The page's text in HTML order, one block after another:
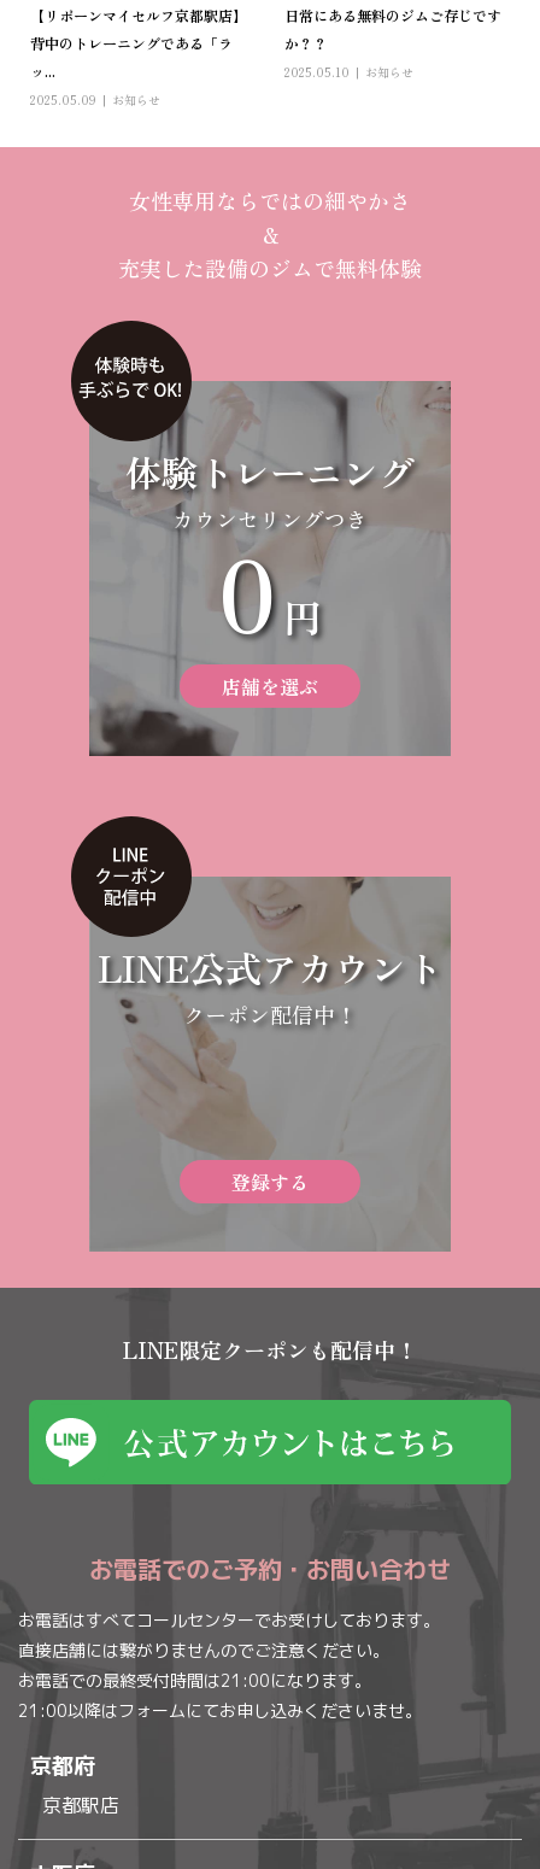
【リボーンマイセルフ京都駅店】
背中のトレーニングである「ラ
ッ...
2025.05.09 お知らせ
日常にある無料のジムご存じです
か？？
2025.05.10 お知らせ
女性専用ならではの細やかさ
＆
充実した設備のジムで無料体験
体験トレーニング
カウンセリングつき
0円
店舗を選ぶ
LINE公式アカウント
クーポン配信中！
登録する
LINE限定クーポンも配信中！
お電話でのご予約・お問い合わせ
お電話はすべてコールセンターでお受けしております。
直接店舗には繋がりませんのでご注意ください。
お電話での最終受付時間は21:00になります。
21:00以降はフォームにてお申し込みくださいませ。
京都府
京都駅店